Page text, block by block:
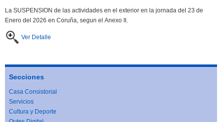
La SUSPENSION de las actividades en el exterior en la jornada del 23 de
Enero del 2026 en Coruña, segun el Anexo II.
Ver Detalle
Secciones
Casa Consistorial
Servicios
Cultura y Deporte